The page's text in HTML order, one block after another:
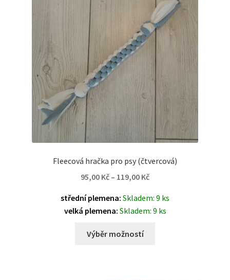
Fleecová hračka pro psy (čtvercová)
95,00 Kč – 119,00 Kč
střední plemena: Skladem: 9 ks
velká plemena: Skladem: 9 ks
Výběr možností